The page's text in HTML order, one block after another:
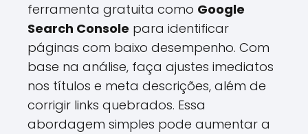
ferramenta gratuita como Google
Search Console para identificar
páginas com baixo desempenho. Com
base na análise, faça ajustes imediatos
nos títulos e meta descrições, além de
corrigir links quebrados. Essa
abordagem simples pode aumentar a